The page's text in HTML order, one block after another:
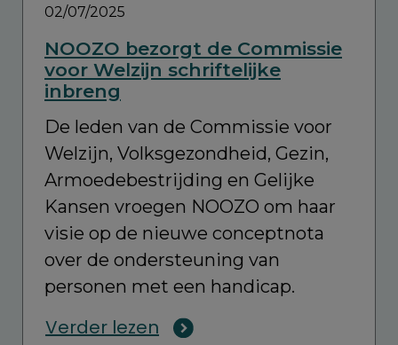
02/07/2025
NOOZO bezorgt de Commissie
voor Welzijn schriftelijke
inbreng
De leden van de Commissie voor
Welzijn, Volksgezondheid, Gezin,
Armoedebestrijding en Gelijke
Kansen vroegen NOOZO om haar
visie op de nieuwe conceptnota
over de ondersteuning van
personen met een handicap.
Verder lezen